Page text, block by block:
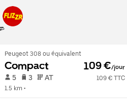
Peugeot 308 ou équivalent
Compact 109 €/jour
5 3 AT
109 € TTC
1.5 km •